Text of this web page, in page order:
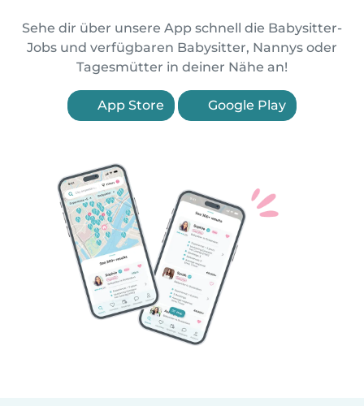
Sehe dir über unsere App schnell die Babysitter-
Jobs und verfügbaren Babysitter, Nannys oder
Tagesmütter in deiner Nähe an!
App Store Google Play